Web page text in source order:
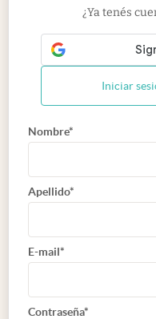
¿Ya tenés
Iniciar
Nombre*
Apellido*
E-mail*
Contraseña*